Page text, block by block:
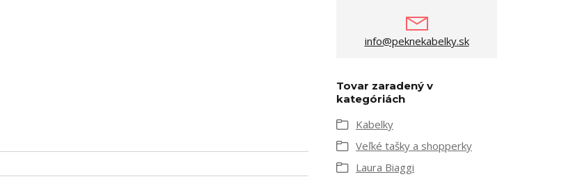
info@peknekabelky.sk
Tovar zaradený v
kategóriách
Kabelky
Veľké tašky a shopperky
Laura Biaggi